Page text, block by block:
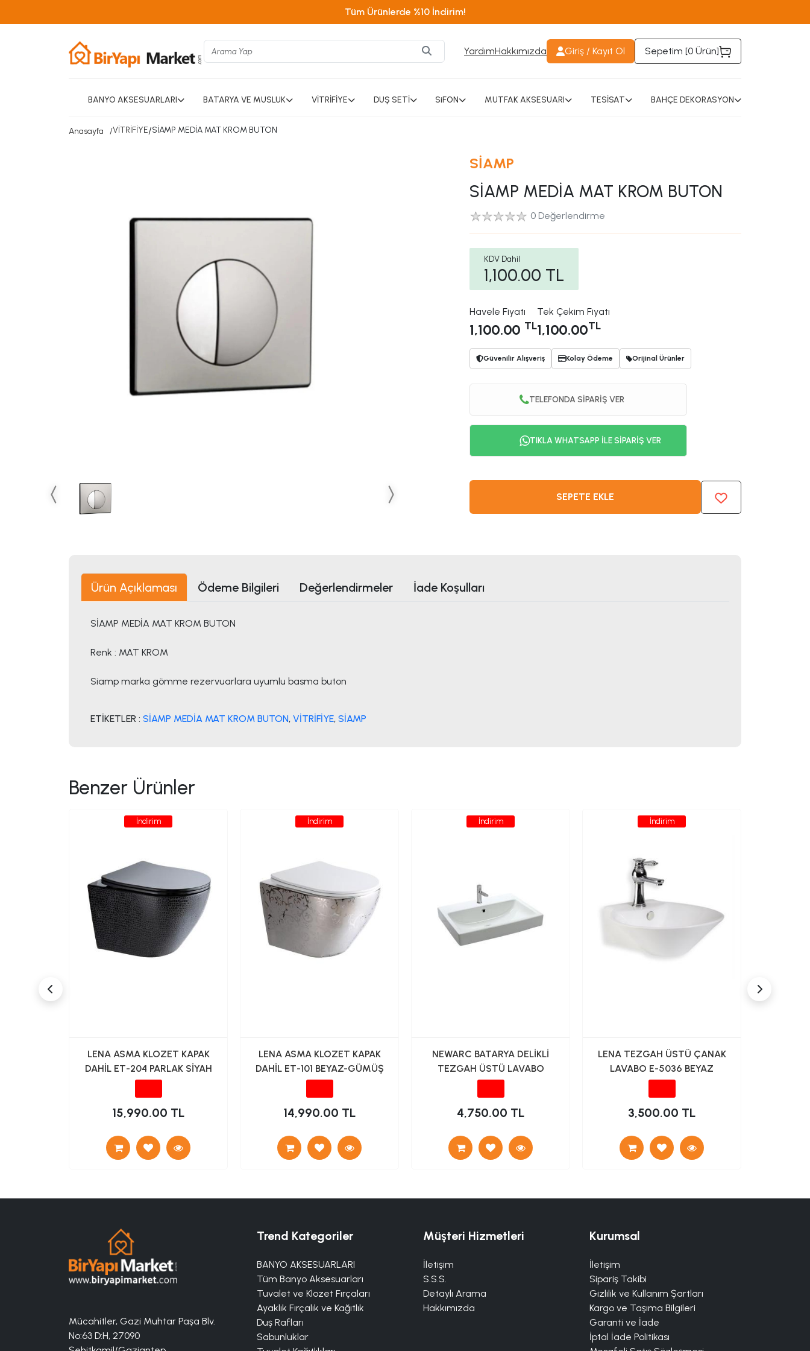
Tüm Ürünlerde %10 İndirim!
YardımHakkımızda Giriş / Kayıt Ol Sepetim [0 Ürün]
BANYO AKSESUARLARI BATARYA VE MUSLUK VİTRİFİYE DUŞ SETİ SiFON MUTFAK AKSESUARI TESİSAT BAHÇE DEKORASYON
Anasayfa VİTRİFİYE/SİAMP MEDİA MAT KROM BUTON
SİAMP
SİAMP MEDİA MAT KROM BUTON
0 Değerlendirme
KDV Dahil
1,100.00 TL
Havele Fiyatı
1,100.00 TL
Tek Çekim Fiyatı
1,100.00TL
Güvenilir Alışveriş Kolay Ödeme Orijinal Ürünler
TELEFONDA SİPARİŞ VER
TIKLA WHATSAPP İLE SİPARİŞ VER
SEPETE EKLE
Ürün Açıklaması Ödeme Bilgileri Değerlendirmeler İade Koşulları
SİAMP MEDİA MAT KROM BUTON
Renk : MAT KROM
Siamp marka gömme rezervuarlara uyumlu basma buton
ETİKETLER : SİAMP MEDİA MAT KROM BUTON, VİTRİFİYE, SİAMP
Benzer Ürünler
İndirim
LENA ASMA KLOZET KAPAK
DAHİL ET-204 PARLAK SİYAH
15,990.00 TL
İndirim
LENA ASMA KLOZET KAPAK
DAHİL ET-101 BEYAZ-GÜMÜŞ
14,990.00 TL
İndirim
NEWARC BATARYA DELİKLİ
TEZGAH ÜSTÜ LAVABO
4,750.00 TL
İndirim
LENA TEZGAH ÜSTÜ ÇANAK
LAVABO E-5036 BEYAZ
3,500.00 TL
Mücahitler, Gazi Muhtar Paşa Blv.
No:63 D:H, 27090
Trend Kategoriler
BANYO AKSESUARLARI
Tüm Banyo Aksesuarları
Tuvalet ve Klozet Fırçaları
Ayaklık Fırçalık ve Kağıtlık
Duş Rafları
Sabunluklar
Kurumsal
İletişim
Sipariş Takibi
Gizlilik ve Kullanım Şartları
Kargo ve Taşıma Bilgileri
Garanti ve İade
İptal İade Politikası
Müşteri Hizmetleri
İletişim
S.S.S.
Detaylı Arama
Hakkımızda